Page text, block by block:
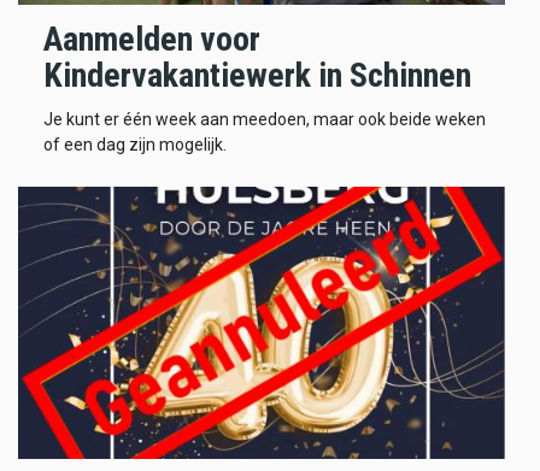
Aanmelden voor
Kindervakantiewerk in Schinnen
Je kunt er één week aan meedoen, maar ook beide weken
of een dag zijn mogelijk.